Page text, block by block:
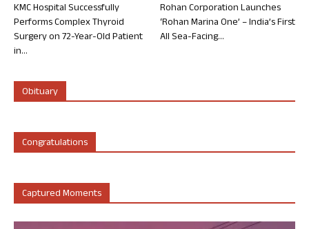
KMC Hospital Successfully
Performs Complex Thyroid
Surgery on 72-Year-Old Patient
in...
Rohan Corporation Launches
‘Rohan Marina One’ – India’s First
All Sea-Facing...
Obituary
Congratulations
Captured Moments